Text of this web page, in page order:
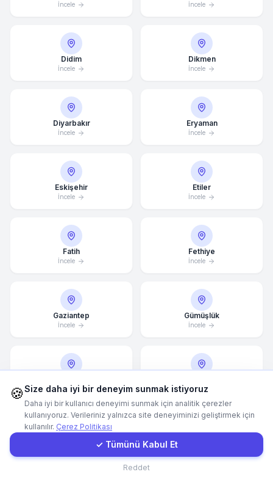
İncele İncele
Didim
İncele
Dikmen
İncele
Diyarbakır
İncele
Eryaman
İncele
Eskişehir
İncele
Etiler
İncele
Fatih
İncele
Fethiye
İncele
Gaziantep
İncele
Gümüşlük
İncele
İncele İncele
Ortalama Yanıt Süresi: 15 Dakika
İletişim Formu
Müşteri Girişi
🍪Size daha iyi bir deneyim sunmak istiyoruz
Daha iyi bir kullanıcı deneyimi sunmak için analitik çerezler
kullanıyoruz. Verileriniz yalnızca site deneyiminizi geliştirmek için
kullanılır. Çerez Politikası
✓ Tümünü Kabul Et
Reddet